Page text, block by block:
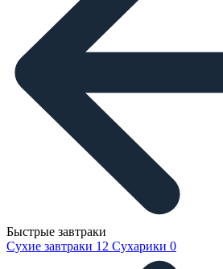
Быстрые завтраки
Сухие завтраки 12 Сухарики 0